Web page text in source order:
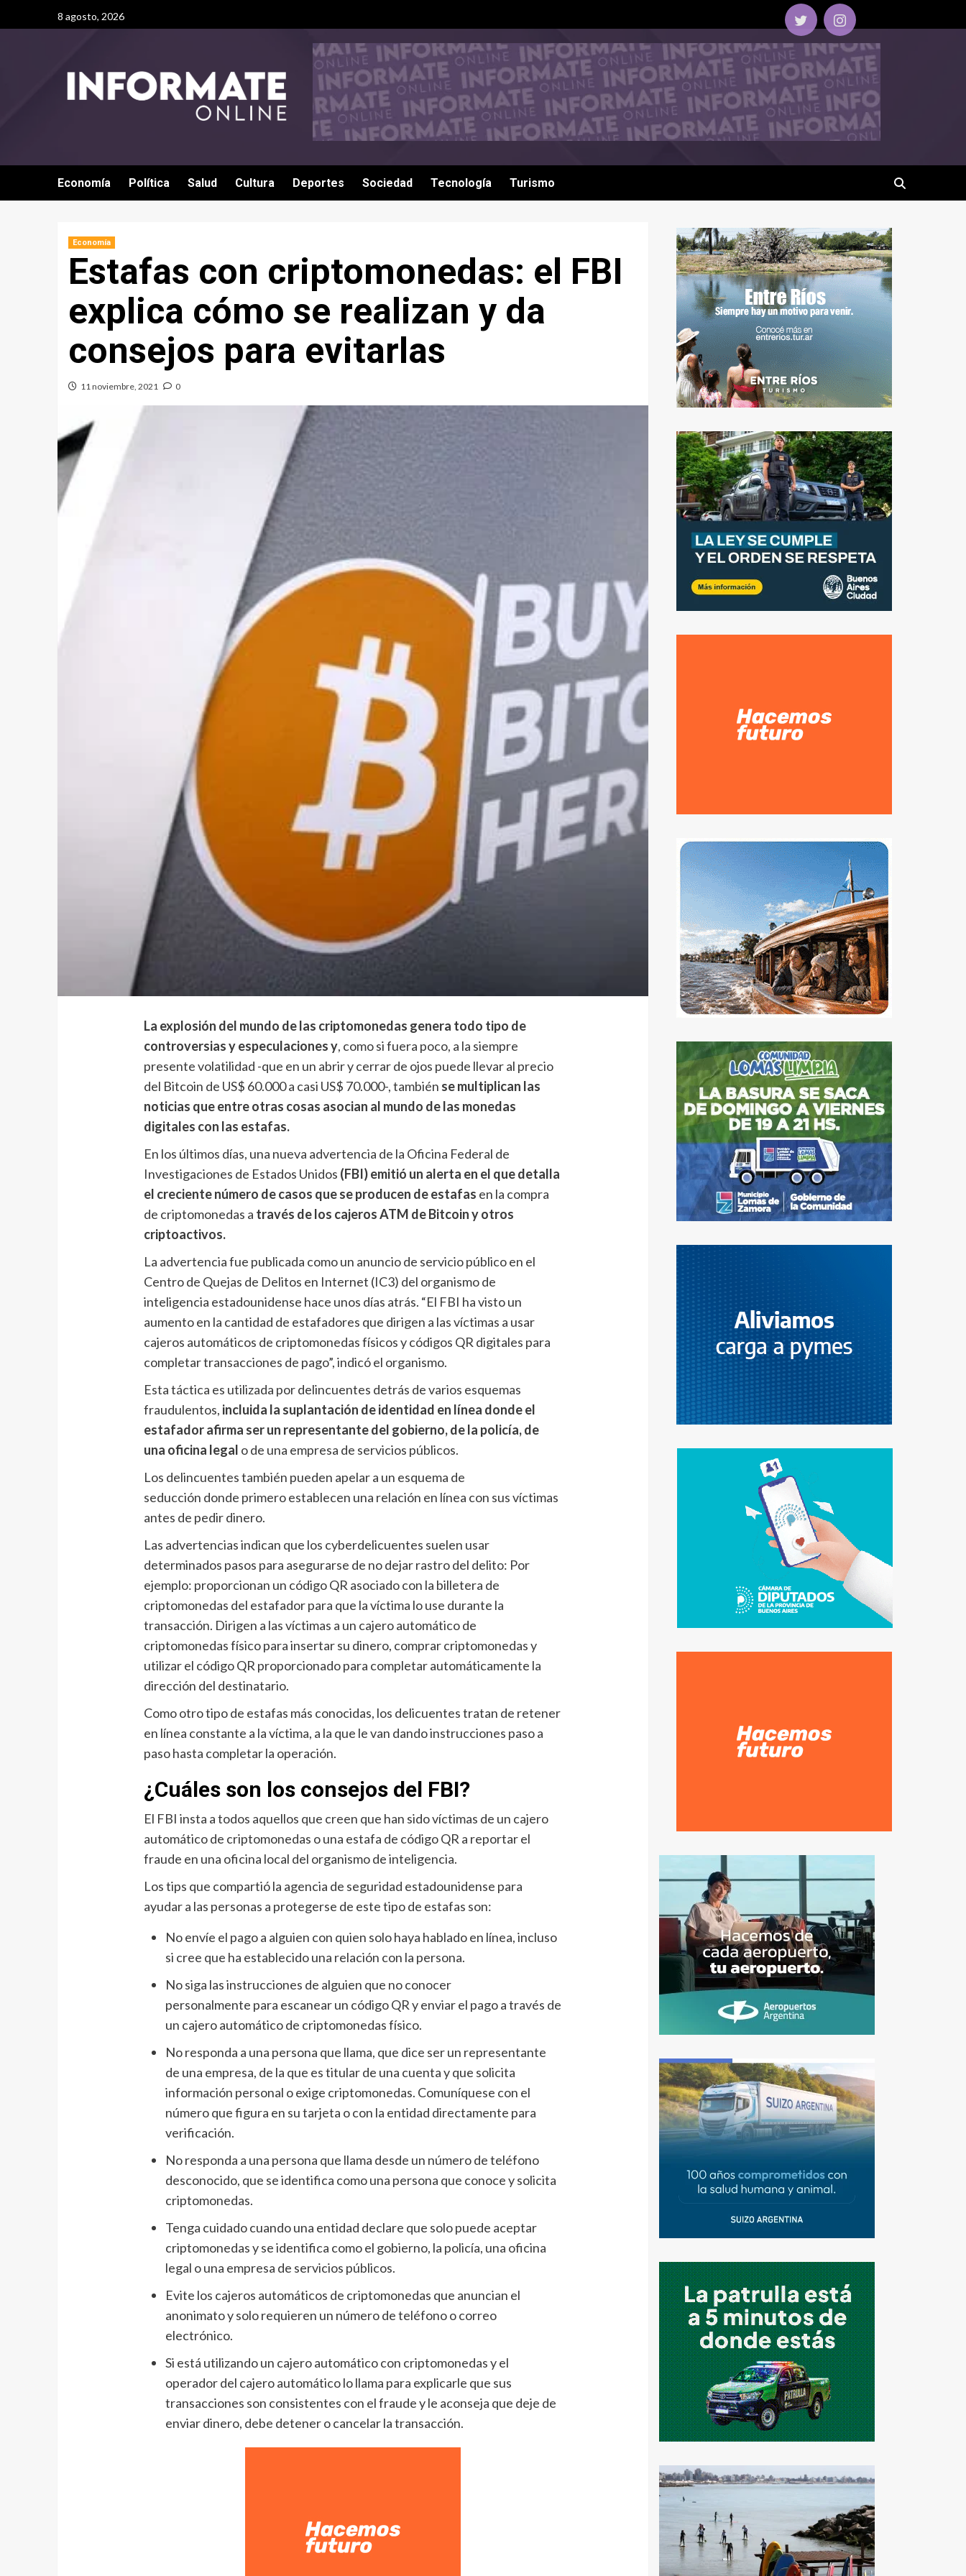
8 agosto, 2026
Economía Política Salud Cultura Deportes Sociedad Tecnología Turismo
Economía
Estafas con criptomonedas: el FBI
explica cómo se realizan y da
consejos para evitarlas
11 noviembre, 2021 0
La explosión del mundo de las criptomonedas genera todo tipo de
controversias y especulaciones y, como si fuera poco, a la siempre
presente volatilidad -que en un abrir y cerrar de ojos puede llevar al precio
del Bitcoin de US$ 60.000 a casi US$ 70.000-, también se multiplican las
noticias que entre otras cosas asocian al mundo de las monedas
digitales con las estafas.
En los últimos días, una nueva advertencia de la Oficina Federal de
Investigaciones de Estados Unidos (FBI) emitió un alerta en el que detalla
el creciente número de casos que se producen de estafas en la compra
de criptomonedas a través de los cajeros ATM de Bitcoin y otros
criptoactivos.
La advertencia fue publicada como un anuncio de servicio público en el
Centro de Quejas de Delitos en Internet (IC3) del organismo de
inteligencia estadounidense hace unos días atrás. “El FBI ha visto un
aumento en la cantidad de estafadores que dirigen a las víctimas a usar
cajeros automáticos de criptomonedas físicos y códigos QR digitales para
completar transacciones de pago”, indicó el organismo.
Esta táctica es utilizada por delincuentes detrás de varios esquemas
fraudulentos, incluida la suplantación de identidad en línea donde el
estafador afirma ser un representante del gobierno, de la policía, de
una oficina legal o de una empresa de servicios públicos.
Los delincuentes también pueden apelar a un esquema de
seducción donde primero establecen una relación en línea con sus víctimas
antes de pedir dinero.
Las advertencias indican que los cyberdelicuentes suelen usar
determinados pasos para asegurarse de no dejar rastro del delito: Por
ejemplo: proporcionan un código QR asociado con la billetera de
criptomonedas del estafador para que la víctima lo use durante la
transacción. Dirigen a las víctimas a un cajero automático de
criptomonedas físico para insertar su dinero, comprar criptomonedas y
utilizar el código QR proporcionado para completar automáticamente la
dirección del destinatario.
Como otro tipo de estafas más conocidas, los delicuentes tratan de retener
en línea constante a la víctima, a la que le van dando instrucciones paso a
paso hasta completar la operación.
¿Cuáles son los consejos del FBI?
El FBI insta a todos aquellos que creen que han sido víctimas de un cajero
automático de criptomonedas o una estafa de código QR a reportar el
fraude en una oficina local del organismo de inteligencia.
Los tips que compartió la agencia de seguridad estadounidense para
ayudar a las personas a protegerse de este tipo de estafas son:
No envíe el pago a alguien con quien solo haya hablado en línea, incluso
si cree que ha establecido una relación con la persona.
No siga las instrucciones de alguien que no conocer
personalmente para escanear un código QR y enviar el pago a través de
un cajero automático de criptomonedas físico.
No responda a una persona que llama, que dice ser un representante
de una empresa, de la que es titular de una cuenta y que solicita
información personal o exige criptomonedas. Comuníquese con el
número que figura en su tarjeta o con la entidad directamente para
verificación.
No responda a una persona que llama desde un número de teléfono
desconocido, que se identifica como una persona que conoce y solicita
criptomonedas.
Tenga cuidado cuando una entidad declare que solo puede aceptar
criptomonedas y se identifica como el gobierno, la policía, una oficina
legal o una empresa de servicios públicos.
Evite los cajeros automáticos de criptomonedas que anuncian el
anonimato y solo requieren un número de teléfono o correo
electrónico.
Si está utilizando un cajero automático con criptomonedas y el
operador del cajero automático lo llama para explicarle que sus
transacciones son consistentes con el fraude y le aconseja que deje de
enviar dinero, debe detener o cancelar la transacción.